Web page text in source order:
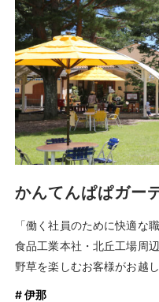
かんてんぱぱガー
「働く社員のために快適な
食品工業本社・北丘工場周
野草を楽しむお客様がお越
学や健康パビリオンの体験
# 伊那